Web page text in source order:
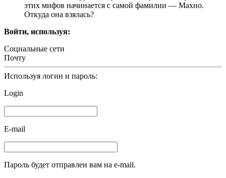
этих мифов начинается с самой фамилии — Махно.
Откуда она взялась?
Войти, используя:
Социальные сети
Почту
Используя логин и пароль:
Login
E-mail
Пароль будет отправлен вам на e-mail.